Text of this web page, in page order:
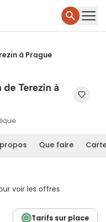
à Prague
Terezin à
Que faire
voir les offres
Tarifs sur place